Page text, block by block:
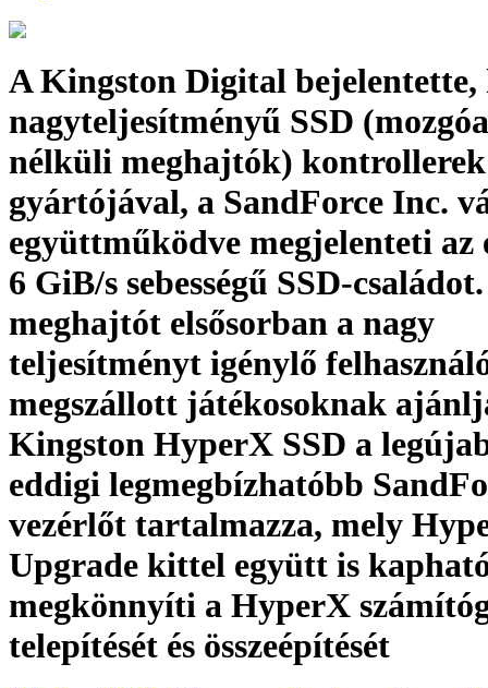
A Kingston Digital bejelentette,
nagyteljesítményű SSD
nélküli meghajtók) kontrollerek
gyártójával, a SandForce Inc.
együttműködve megjelenteti az
6 GiB/s sebességű SSD-
meghajtót elsősorban a nagy
teljesítményt igénylő
megszállott játékosoknak
Kingston HyperX SSD a
eddigi legmegbízhatóbb
vezérlőt tartalmazza, mely
Upgrade kittel együtt is
megkönnyíti a HyperX
telepítését és összeépítését